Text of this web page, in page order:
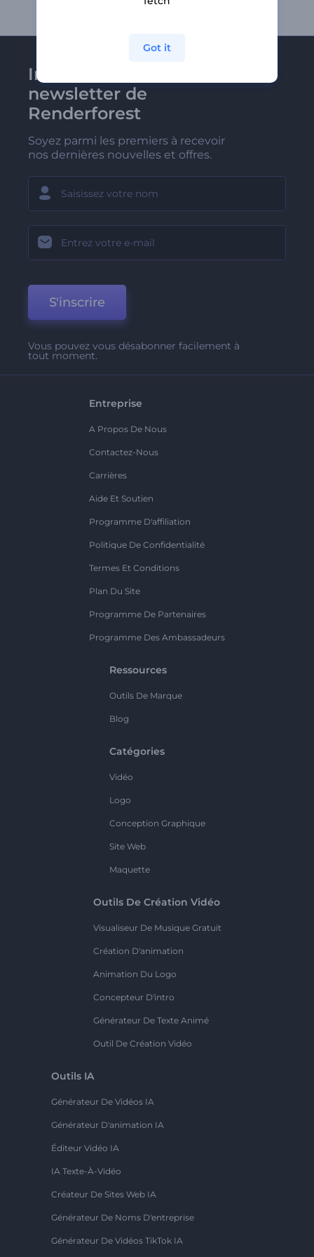
Inscrivez-vous à la
newsletter de
Renderforest
Soyez parmi les premiers à recevoir
nos dernières nouvelles et offres.
S'inscrire
Vous pouvez vous désabonner facilement à
tout moment.
Entreprise
A Propos De Nous
Contactez-Nous
Carrières
Aide Et Soutien
Programme D'affiliation
Politique De Confidentialité
Termes Et Conditions
Plan Du Site
Programme De Partenaires
Programme Des Ambassadeurs
Ressources
Outils De Marque
Blog
Catégories
Vidéo
Logo
Conception Graphique
Site Web
Maquette
Outils De Création Vidéo
Visualiseur De Musique Gratuit
Création D'animation
Animation Du Logo
Concepteur D'intro
Générateur De Texte Animé
Outil De Création Vidéo
Outils IA
Générateur De Vidéos IA
Générateur D'animation IA
Éditeur Vidéo IA
IA Texte-À-Vidéo
Créateur De Sites Web IA
Générateur De Noms D'entreprise
Générateur De Vidéos TikTok IA
Got it